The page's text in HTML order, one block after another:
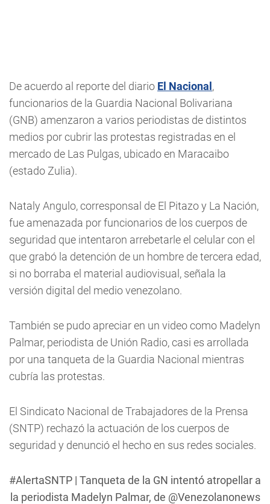
De acuerdo al reporte del diario El Nacional ,
funcionarios de la Guardia Nacional Bolivariana
(GNB) amenzaron a varios periodistas de distintos
medios por cubrir las protestas registradas en el
mercado de Las Pulgas, ubicado en Maracaibo
(estado Zulia).
Nataly Angulo, corresponsal de El Pitazo y La Nación,
fue amenazada por funcionarios de los cuerpos de
seguridad que intentaron arrebetarle el celular con el
que grabó la detención de un hombre de tercera edad,
si no borraba el material audiovisual, señala la
versión digital del medio venezolano.
También se pudo apreciar en un video como Madelyn
Palmar, periodista de Unión Radio, casi es arrollada
por una tanqueta de la Guardia Nacional mientras
cubría las protestas.
El Sindicato Nacional de Trabajadores de la Prensa
(SNTP) rechazó la actuación de los cuerpos de
seguridad y denunció el hecho en sus redes sociales.
#AlertaSNTP | Tanqueta de la GN intentó atropellar a
la periodista Madelyn Palmar, de @Venezolanonews